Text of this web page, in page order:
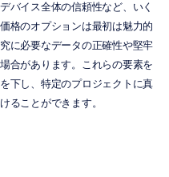
バイス全体の信頼性など、いく
格のオプションは最初は魅力的
に必要なデータの正確性や堅牢
合があります。これらの要素を
下し、特定のプロジェクトに真
ることができます。